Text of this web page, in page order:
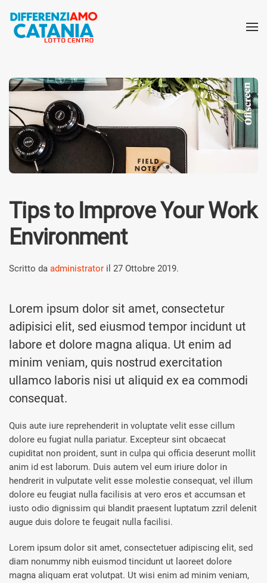
Tips to Improve Your Work
Environment
Scritto da administrator il 27 Ottobre 2019.
Lorem ipsum dolor sit amet, consectetur
adipisici elit, sed eiusmod tempor incidunt ut
labore et dolore magna aliqua. Ut enim ad
minim veniam, quis nostrud exercitation
ullamco laboris nisi ut aliquid ex ea commodi
consequat.
Quis aute iure reprehenderit in voluptate velit esse cillum
dolore eu fugiat nulla pariatur. Excepteur sint obcaecat
cupiditat non proident, sunt in culpa qui officia deserunt mollit
anim id est laborum. Duis autem vel eum iriure dolor in
hendrerit in vulputate velit esse molestie consequat, vel illum
dolore eu feugiat nulla facilisis at vero eros et accumsan et
iusto odio dignissim qui blandit praesent luptatum zzril delenit
augue duis dolore te feugait nulla facilisi.
Lorem ipsum dolor sit amet, consectetuer adipiscing elit, sed
diam nonummy nibh euismod tincidunt ut laoreet dolore
magna aliquam erat volutpat. Ut wisi enim ad minim veniam,